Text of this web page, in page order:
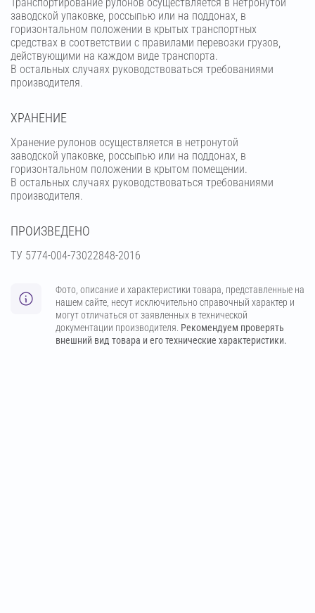
Транспортирование рулонов осуществляется в нетронутой
заводской упаковке, россыпью или на поддонах, в
горизонтальном положении в крытых транспортных
средствах в соответствии с правилами перевозки грузов,
действующими на каждом виде транспорта.
В остальных случаях руководствоваться требованиями
производителя.
ХРАНЕНИЕ
Хранение рулонов осуществляется в нетронутой
заводской упаковке, россыпью или на поддонах, в
горизонтальном положении в крытом помещении.
В остальных случаях руководствоваться требованиями
производителя.
ПРОИЗВЕДЕНО
ТУ 5774-004-73022848-2016
Фото, описание и характеристики товара, представленные на
нашем сайте, несут исключительно справочный характер и
могут отличаться от заявленных в технической
документации производителя. Рекомендуем проверять
внешний вид товара и его технические характеристики.